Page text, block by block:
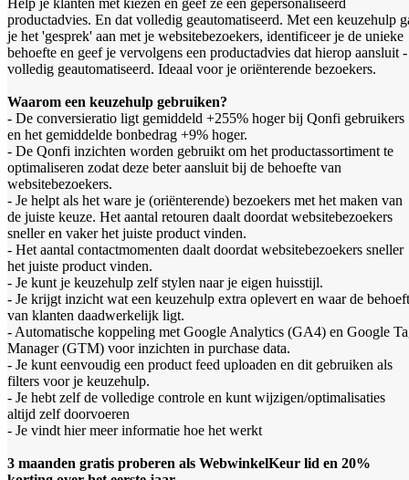
Help je klanten met kiezen en geef ze een gepersonaliseerd
productadvies. En dat volledig geautomatiseerd. Met een keuzehulp
je het 'gesprek' aan met je websitebezoekers, identificeer je de unieke
behoefte en geef je vervolgens een productadvies dat hierop aansluit -
volledig geautomatiseerd. Ideaal voor je oriënterende bezoekers.
Waarom een keuzehulp gebruiken?
- De conversieratio ligt gemiddeld +255% hoger bij Qonfi gebruikers
en het gemiddelde bonbedrag +9% hoger.
- De Qonfi inzichten worden gebruikt om het productassortiment te
optimaliseren zodat deze beter aansluit bij de behoefte van
websitebezoekers.
- Je helpt als het ware je (oriënterende) bezoekers met het maken van
de juiste keuze. Het aantal retouren daalt doordat websitebezoekers
sneller en vaker het juiste product vinden.
- Het aantal contactmomenten daalt doordat websitebezoekers sneller
het juiste product vinden.
- Je kunt je keuzehulp zelf stylen naar je eigen huisstijl.
- Je krijgt inzicht wat een keuzehulp extra oplevert en waar de
van klanten daadwerkelijk ligt.
- Automatische koppeling met Google Analytics (GA4) en Google
Manager (GTM) voor inzichten in purchase data.
- Je kunt eenvoudig een product feed uploaden en dit gebruiken als
filters voor je keuzehulp.
- Je hebt zelf de volledige controle en kunt wijzigen/optimalisaties
altijd zelf doorvoeren
- Je vindt hier meer informatie hoe het werkt
3 maanden gratis proberen als WebwinkelKeur lid en 20%